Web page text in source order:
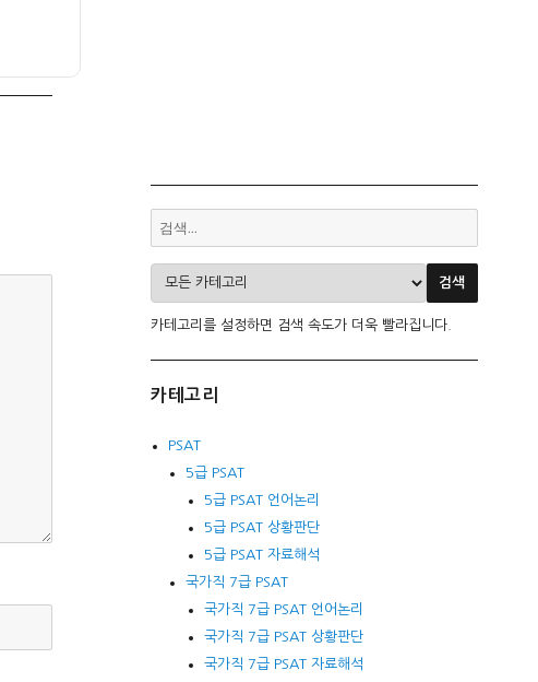
카테고리를 설정하면 검색 속도가 더욱 빨라집니다.
카테고리
PSAT
5급 PSAT
5급 PSAT 언어논리
5급 PSAT 상황판단
5급 PSAT 자료해석
국가직 7급 PSAT
국가직 7급 PSAT 언어논리
국가직 7급 PSAT 상황판단
국가직 7급 PSAT 자료해석